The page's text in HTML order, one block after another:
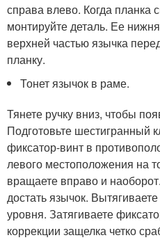
справа влево. Когда планка
монтируйте деталь. Ее
верхней частью язычка
планку.
Тонет язычок в раме.
Тянете ручку вниз, чтобы
Подготовьте шестигранный
фиксатор-винт в
левого местоположения на
вращаете вправо и
достать язычок.
уровня. Затягиваете
коррекции защелка четко